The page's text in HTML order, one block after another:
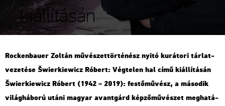
kiállításán
Rocken­ba­u­er Zol­tán mű­vé­szet­tör­té­nész nyitó ku­rá­to­ri tár­lat­
ve­ze­té­se Šwi­er­kiewicz Ró­bert: Vég­te­len hal című ki­ál­lí­tá­sán
Šwi­er­kiewicz Ró­bert (1942 – 2019): fes­tő­mű­vész, a má­so­dik
vi­lág­há­bo­rú utáni ma­gyar avant­gárd kép­ző­mű­vé­szet meg­ha­tá­